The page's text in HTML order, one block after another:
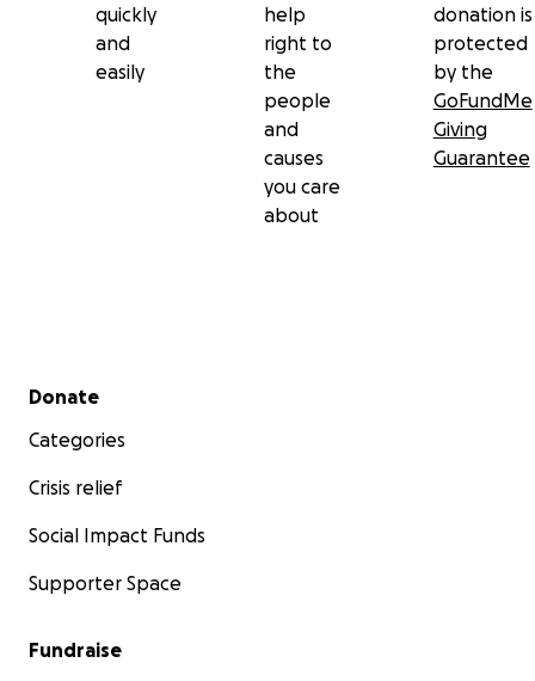
quickly
and
easily
help
right to
the
people
and
causes
you care
about
donation is
protected
by the
GoFundMe
Giving
Guarantee
Secondary menu
Donate
Categories
Crisis relief
Social Impact Funds
Supporter Space
Fundraise